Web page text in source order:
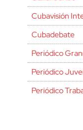
Cubavisión
Cubadebate
Periódico
Periódico
Periódico